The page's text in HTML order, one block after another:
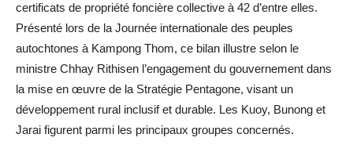
certificats de propriété foncière collective à 42 d’entre elles.
Présenté lors de la Journée internationale des peuples
autochtones à Kampong Thom, ce bilan illustre selon le
ministre Chhay Rithisen l’engagement du gouvernement dans
la mise en œuvre de la Stratégie Pentagone, visant un
développement rural inclusif et durable. Les Kuoy, Bunong et
Jarai figurent parmi les principaux groupes concernés.